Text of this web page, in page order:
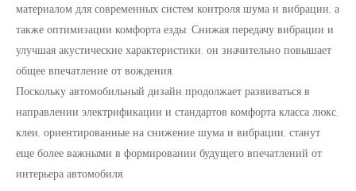
материалом для современных систем контроля шума и вибрации, а
также оптимизации комфорта езды. Снижая передачу вибрации и
улучшая акустические характеристики, он значительно повышает
общее впечатление от вождения.
Поскольку автомобильный дизайн продолжает развиваться в
направлении электрификации и стандартов комфорта класса люкс,
клеи, ориентированные на снижение шума и вибрации, станут
еще более важными в формировании будущего впечатлений от
интерьера автомобиля.